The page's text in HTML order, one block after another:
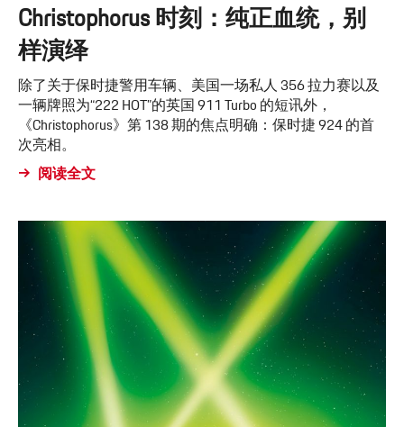
Christophorus 时刻：纯正血统，别
样演绎
除了关于保时捷警用车辆、美国一场私人 356 拉力赛以及
一辆牌照为“222 HOT”的英国 911 Turbo 的短讯外，
《Christophorus》第 138 期的焦点明确：保时捷 924 的首
次亮相。
阅读全文